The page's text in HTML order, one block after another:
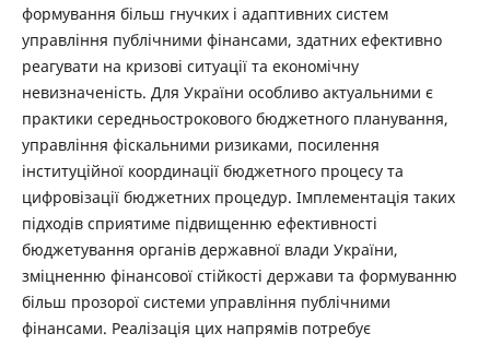
формування більш гнучких і адаптивних систем
управління публічними фінансами, здатних ефективно
реагувати на кризові ситуації та економічну
невизначеність. Для України особливо актуальними є
практики середньострокового бюджетного планування,
управління фіскальними ризиками, посилення
інституційної координації бюджетного процесу та
цифровізації бюджетних процедур. Імплементація таких
підходів сприятиме підвищенню ефективності
бюджетування органів державної влади України,
зміцненню фінансової стійкості держави та формуванню
більш прозорої системи управління публічними
фінансами. Реалізація цих напрямів потребує